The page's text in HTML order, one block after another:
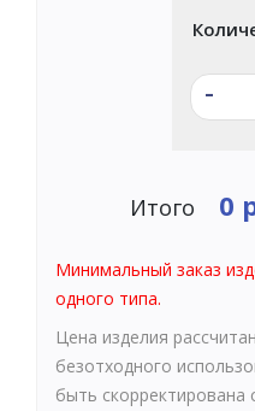
-
Итого 0
Минимальный заказ
одного типа.
Цена изделия
безотходного
быть